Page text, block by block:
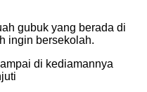
gubuk yang berada di
ingin bersekolah.
di kediamannya